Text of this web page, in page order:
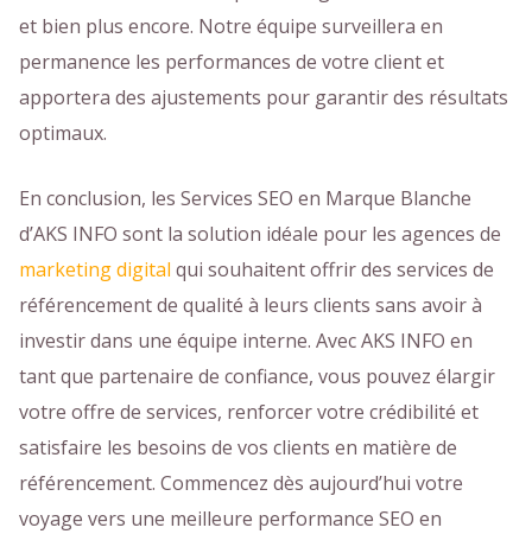
et bien plus encore. Notre équipe surveillera en
permanence les performances de votre client et
apportera des ajustements pour garantir des résultats
optimaux.
En conclusion, les Services SEO en Marque Blanche
d’AKS INFO sont la solution idéale pour les agences de
marketing digital qui souhaitent offrir des services de
référencement de qualité à leurs clients sans avoir à
investir dans une équipe interne. Avec AKS INFO en
tant que partenaire de confiance, vous pouvez élargir
votre offre de services, renforcer votre crédibilité et
satisfaire les besoins de vos clients en matière de
référencement. Commencez dès aujourd’hui votre
voyage vers une meilleure performance SEO en